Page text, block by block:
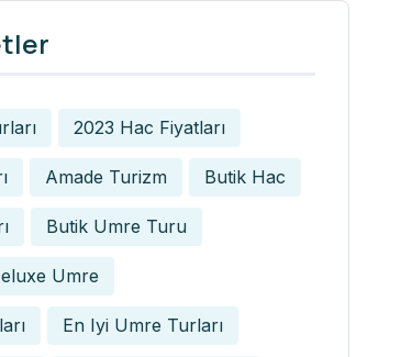
2023 Hac Fiyatları
Amade Turizm Butik Hac
Butik Umre Turu
Umre
En Iyi Umre Turları